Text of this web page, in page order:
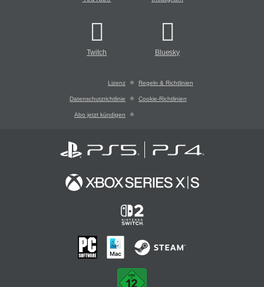
Twitch Bluesky
Lizenz Regeln & Richtlinien
Datenschutzrichtlinie Cookie-Richtlinien
Abo jetzt kündigen